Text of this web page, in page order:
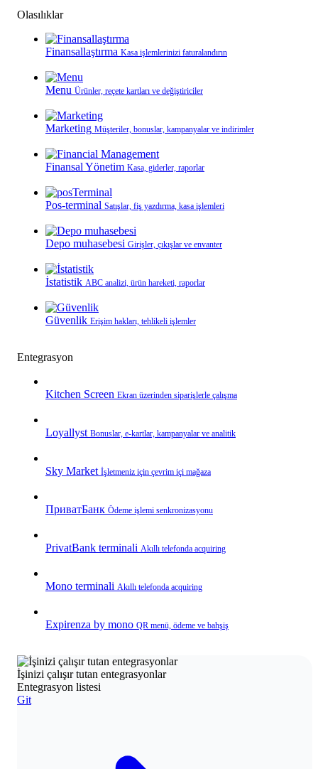
Olasılıklar
Finansallaştırma Kasa işlemlerinizi faturalandırın
Menu Ürünler, reçete kartları ve değiştiriciler
Marketing Müşteriler, bonuslar, kampanyalar ve indirimler
Finansal Yönetim Kasa, giderler, raporlar
Pos-terminal Satışlar, fiş yazdırma, kasa işlemleri
Depo muhasebesi Girişler, çıkışlar ve envanter
İstatistik ABC analizi, ürün hareketi, raporlar
Güvenlik Erişim hakları, tehlikeli işlemler
Entegrasyon
Kitchen Screen Ekran üzerinden siparişlerle çalışma
Loyallyst Bonuslar, e‑kartlar, kampanyalar ve analitik
Sky Market İşletmeniz için çevrim içi mağaza
ПриватБанк Ödeme işlemi senkronizasyonu
PrivatBank terminali Akıllı telefonda acquiring
Mono terminali Akıllı telefonda acquiring
Expirenza by mono QR menü, ödeme ve bahşiş
İşinizi çalışır tutan entegrasyonlar
Entegrasyon listesi
Git